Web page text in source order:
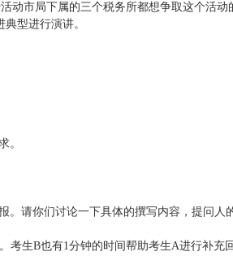
动市局下属的三个税务所都想争取这个活动
型进行演讲。
。
。请你们讨论一下具体的撰写内容，提问人
考生B也有1分钟的时间帮助考生A进行补充